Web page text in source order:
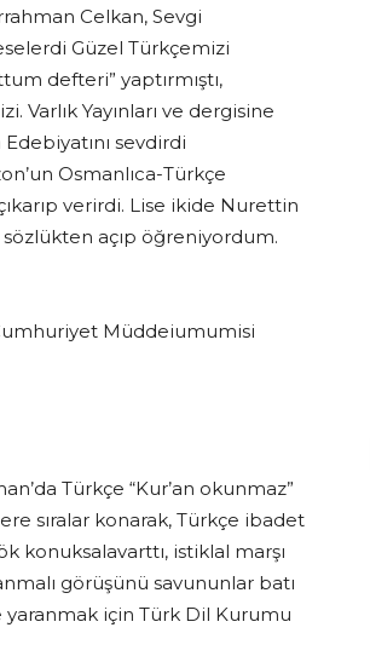
Celkan, Sevgi
Güzel Türkçemizi
defteri” yaptırmıştı,
Varlık Yayınları ve dergisine
sevdirdi
Osmanlıca-Türkçe
verirdi. Lise ikide Nurettin
açıp öğreniyordum.
Cumhuriyet Müddeiumumisi
Türkçe “Kur’an okunmaz”
sıralar konarak, Türkçe ibadet
konuksalavarttı, istiklal marşı
görüşünü savununlar batı
yaranmak için Türk Dil Kurumu